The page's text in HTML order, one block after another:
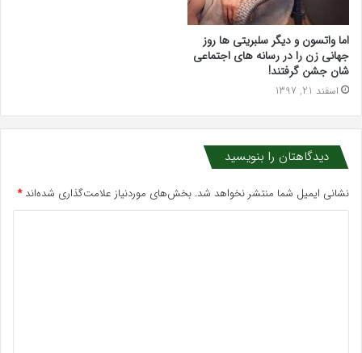
اما واتسون و دیگر سلبریتی ها روز
جهانی زن را در رسانه های اجتماعی
شان جشن گرفتند!
اسفند 21, 1397
دیدگاهتان را بنویسید
نشانی ایمیل شما منتشر نخواهد شد. بخش‌های موردنیاز علامت‌گذاری شده‌اند*